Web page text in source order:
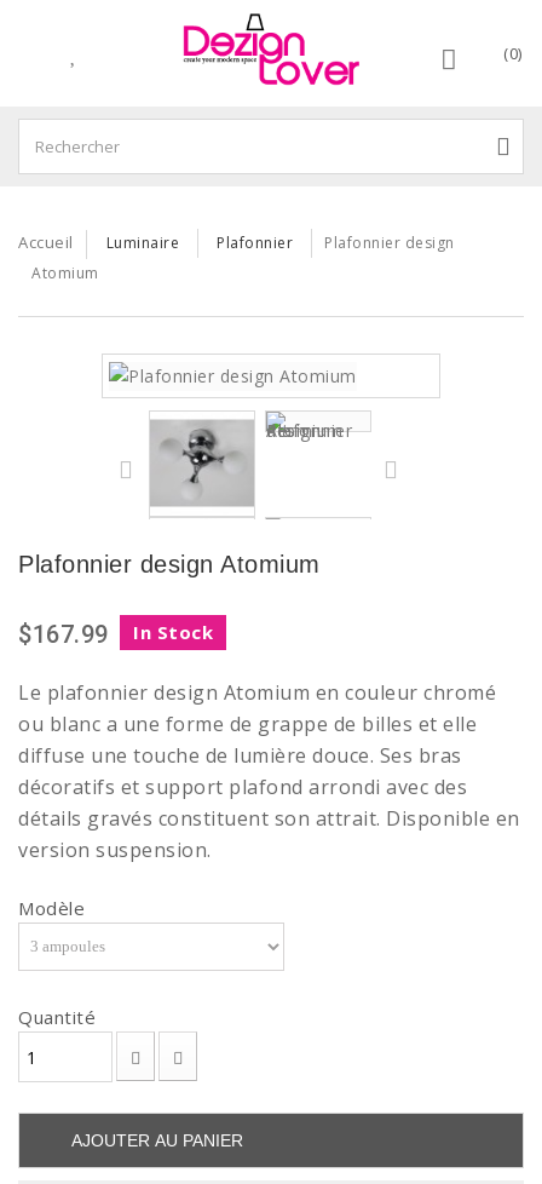
(0)
Accueil Luminaire Plafonnier
Plafonnier design
Atomium
Plafonnier design Atomium
$167.99 In Stock
Le plafonnier design Atomium en couleur chromé
ou blanc a une forme de grappe de billes et elle
diffuse une touche de lumière douce. Ses bras
décoratifs et support plafond arrondi avec des
détails gravés constituent son attrait. Disponible en
version suspension.
Modèle
Quantité
AJOUTER AU PANIER